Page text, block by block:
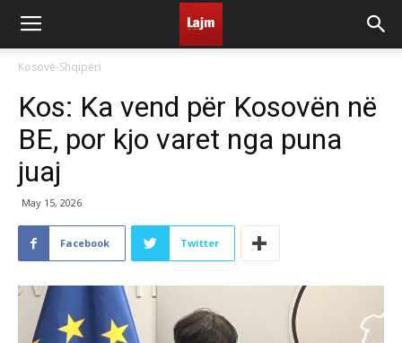
Kosovë-Shqipëri
Kos: Ka vend për Kosovën në
BE, por kjo varet nga puna
juaj
May 15, 2026
Facebook Twitter